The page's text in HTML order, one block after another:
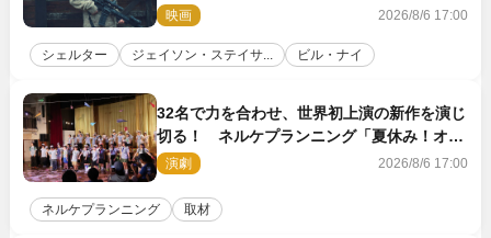
新鋭ボディ・レイ・ブレスナックとは
映画 2026/8/6 17:00
シェルター ジェイソン・ステイサ... ビル・ナイ
32名で力を合わせ、世界初上演の新作を演じ
切る！ ネルケプランニング「夏休み！オ
ン・ワークショップ2026」レポート【最終
日】
演劇 2026/8/6 17:00
ネルケプランニング 取材